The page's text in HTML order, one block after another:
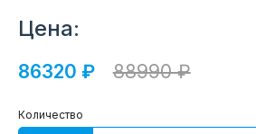
Цена:
86320 ₽ 88990 ₽
Количество